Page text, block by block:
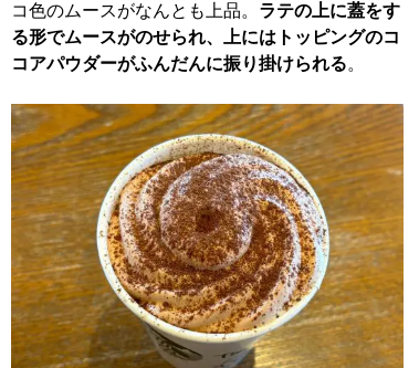
コ色のムースがなんとも上品。 ラテの上に蓋をす
る形でムースがのせられ、上にはトッピングのコ
コアパウダーがふんだんに振り掛けられる。